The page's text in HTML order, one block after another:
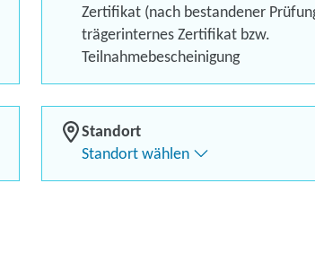
Bis zu 100 % Förderung
Flexibel dank Live-Online-Trainings
Kontaktieren Sie uns jetzt
Kursanfrage stellen
Zertifikat (nach bestandener
trägerinternes Zertifikat bzw.
Teilnahmebescheinigung
Standort
Standort wählen